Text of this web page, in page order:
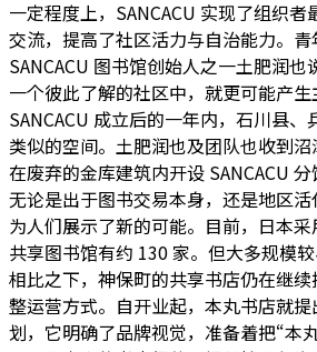
一定程度上，SANCACU 实现了组织者
交流，提高了社区活力与自治能力。 青
SANCACU 图书馆创始人之一土肥润也
一个彼此了解的社区中，就更可能产
SANCACU 成立后的一年内，石川县
类似的空间。土肥润也及团队也收到沼
在废弃的金库建筑内开设 SANCACU 分
无论是出于图书交易本身，还是地区
为人们展示了新的可能。 目前，日本采
共享图书馆有约 130 家。但大多规模较
相比之下，神保町的共享书店仍在继
整运营方式。自开业起，本丸书店就
划，它明确了品牌视觉，准备着把“本